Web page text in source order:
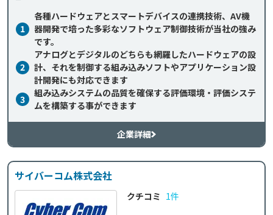
1
各種ハードウェアとスマートデバイスの連携技術、AV機
器開発で培った多彩なソフトウェア制御技術が当社の強み
です。
2
アナログとデジタルのどちらも網羅したハードウェアの設
計、それを制御する組み込みソフトやアプリケーション設
計開発にも対応できます
3
組み込みシステムの品質を確保する評価環境・評価システ
ムを構築する事ができます
企業詳細
サイバーコム株式会社
クチコミ 1件